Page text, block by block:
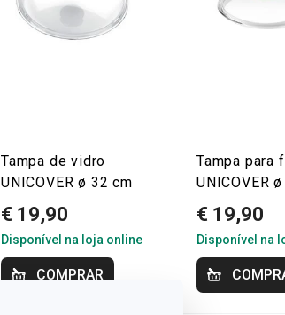
Tampa de vidro
UNICOVER ø 32 cm
€ 19,90
Disponível na loja online
COMPRAR
Tampa para
UNICOVER
€ 19,90
Disponível na